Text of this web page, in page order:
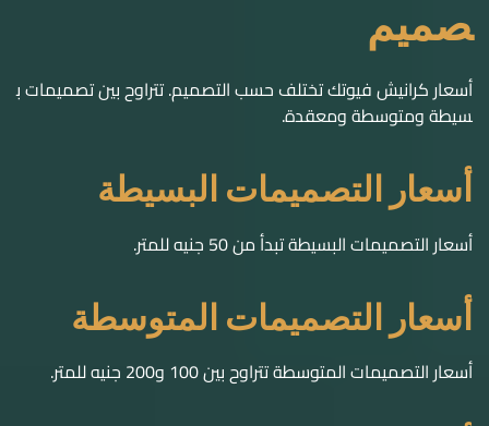
أسعار التصميمات البسيطة
أسعار التصميمات البسيطة تبدأ من 50 جنيه للمتر.
أسعار التصميمات المتوسطة
أسعار التصميمات المتوسطة تتراوح بين 100 و200 جنيه للمتر.
أسعار التصميمات المعقدة
أسعار التصميمات المعقدة تبدأ من 250 جنيه للمتر. تتميز بتصاميم
ها الفريدة والمتقنة.